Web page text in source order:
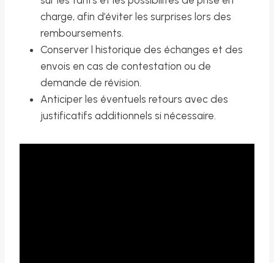
charge, afin d’éviter les surprises lors des
remboursements.
Conserver l historique des échanges et des
envois en cas de contestation ou de
demande de révision.
Anticiper les éventuels retours avec des
justificatifs additionnels si nécessaire.